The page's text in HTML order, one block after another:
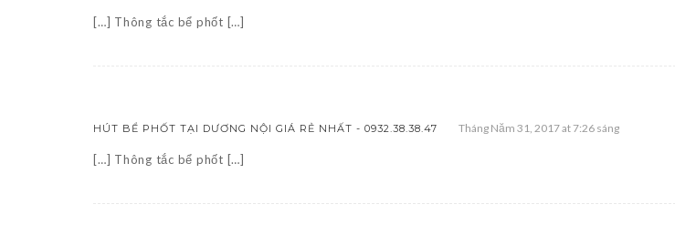
[…] Thông tắc bể phốt […]
HÚT BỂ PHỐT TẠI DƯƠNG NỘI GIÁ RẺ NHẤT - 0932.38.38.47 Tháng Năm 31, 2017 at 7:26 sáng
[…] Thông tắc bể phốt […]